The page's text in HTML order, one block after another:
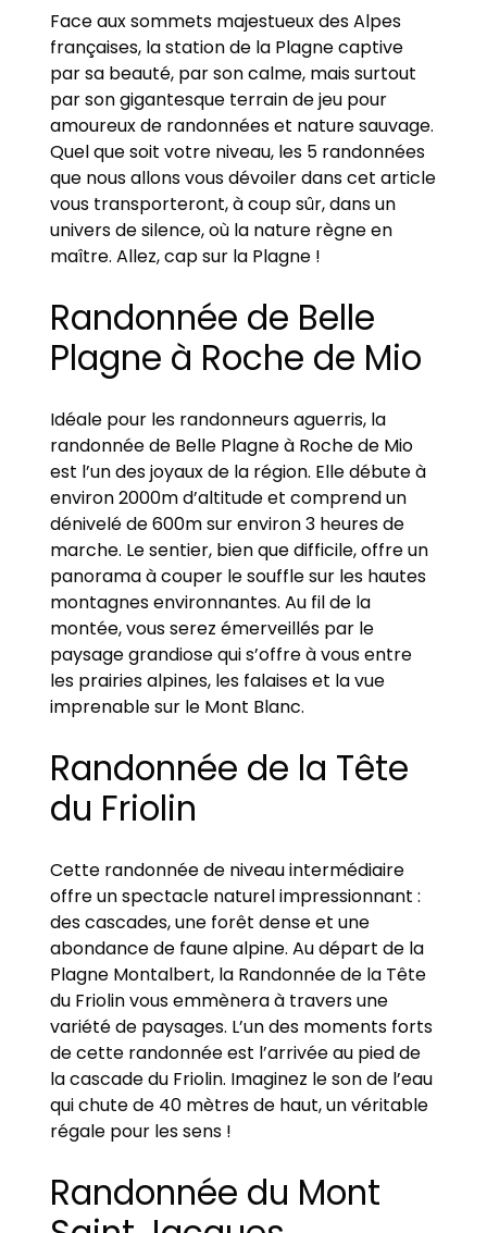
Face aux sommets majestueux des Alpes
françaises, la station de la Plagne captive
par sa beauté, par son calme, mais surtout
par son gigantesque terrain de jeu pour
amoureux de randonnées et nature sauvage.
Quel que soit votre niveau, les 5 randonnées
que nous allons vous dévoiler dans cet article
vous transporteront, à coup sûr, dans un
univers de silence, où la nature règne en
maître. Allez, cap sur la Plagne !
Randonnée de Belle
Plagne à Roche de Mio
Idéale pour les randonneurs aguerris, la
randonnée de Belle Plagne à Roche de Mio
est l’un des joyaux de la région. Elle débute à
environ 2000m d’altitude et comprend un
dénivelé de 600m sur environ 3 heures de
marche. Le sentier, bien que difficile, offre un
panorama à couper le souffle sur les hautes
montagnes environnantes. Au fil de la
montée, vous serez émerveillés par le
paysage grandiose qui s’offre à vous entre
les prairies alpines, les falaises et la vue
imprenable sur le Mont Blanc.
Randonnée de la Tête
du Friolin
Cette randonnée de niveau intermédiaire
offre un spectacle naturel impressionnant :
des cascades, une forêt dense et une
abondance de faune alpine. Au départ de la
Plagne Montalbert, la Randonnée de la Tête
du Friolin vous emmènera à travers une
variété de paysages. L’un des moments forts
de cette randonnée est l’arrivée au pied de
la cascade du Friolin. Imaginez le son de l’eau
qui chute de 40 mètres de haut, un véritable
régale pour les sens !
Randonnée du Mont